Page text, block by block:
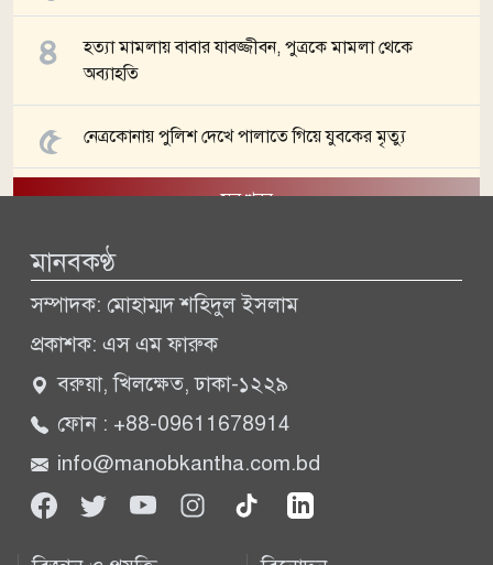
হত্যা মামলায় বাবার যাবজ্জীবন, পুত্রকে মামলা থেকে
অব্যাহতি
নেত্রকোনায় পুলিশ দেখে পালাতে গিয়ে যুবকের মৃত্যু
সব খবর
মানবকণ্ঠ
সম্পাদক: মোহাম্মদ শহিদুল ইসলাম
প্রকাশক: এস এম ফারুক
বরুয়া, খিলক্ষেত, ঢাকা-১২২৯
ফোন : +88-09611678914
info@manobkantha.com.bd